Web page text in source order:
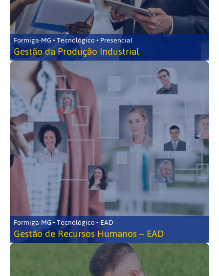
Formiga-MG • Tecnológico • Presencial
Gestão da Produção Industrial
Formiga-MG • Tecnológico • EAD
Gestão de Recursos Humanos – EAD